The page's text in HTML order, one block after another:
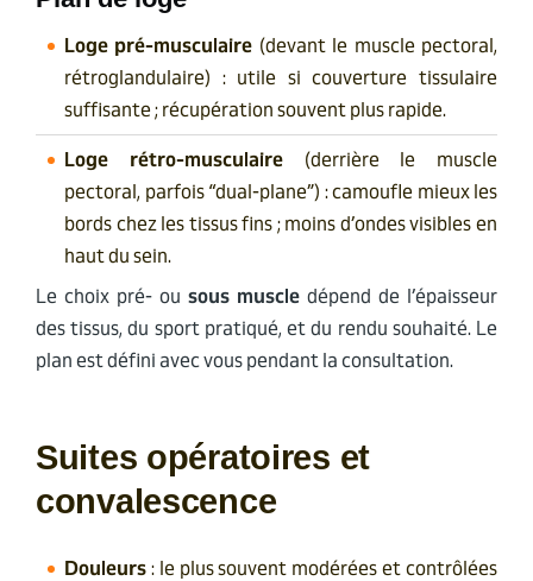
Loge pré-musculaire (devant le muscle pectoral,
rétroglandulaire) : utile si couverture tissulaire
suffisante ; récupération souvent plus rapide.
Loge rétro-musculaire(derrière le muscle
pectoral, parfois “dual-plane”) : camoufle mieux les
bords chez les tissus fins ; moins d’ondes visibles en
haut du sein.
Le choix pré- ou sous muscle dépend de l’épaisseur
des tissus, du sport pratiqué, et du rendu souhaité. Le
plan est défini avec vous pendant la consultation.
Suites opératoires et
convalescence
Douleurs : le plus souvent modérées et contrôlées